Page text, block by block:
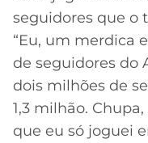
seguidores que o
“Eu, um merdica
de seguidores do
dois milhões de
1,3 milhão.
que eu só joguei